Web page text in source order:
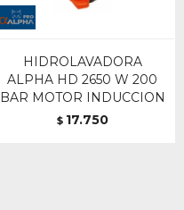
HIDROLAVADORA
ALPHA HD 2650 W 200
BAR MOTOR INDUCCION
$ 17.750